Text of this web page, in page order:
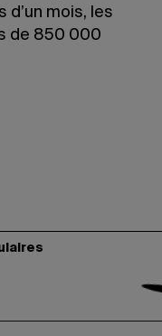
d’un mois, les
de 850 000